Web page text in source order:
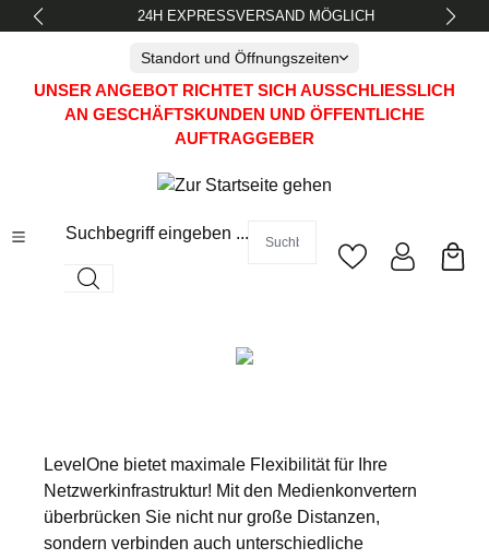
springen 24H EXPRESSVERSAND MÖGLICH
Standort und Öffnungszeiten
UNSER ANGEBOT RICHTET SICH AUSSCHLIESSLICH A
N GESCHÄFTSKUNDEN UND ÖFFENTLICHE A
UFTRAGGEBER
Suchbegriff eingeben ...
LevelOne bietet maximale Flexibilität für Ihre
Netzwerkinfrastruktur! Mit den Medienkonvertern
überbrücken Sie nicht nur große Distanzen,
sondern verbinden auch unterschiedliche